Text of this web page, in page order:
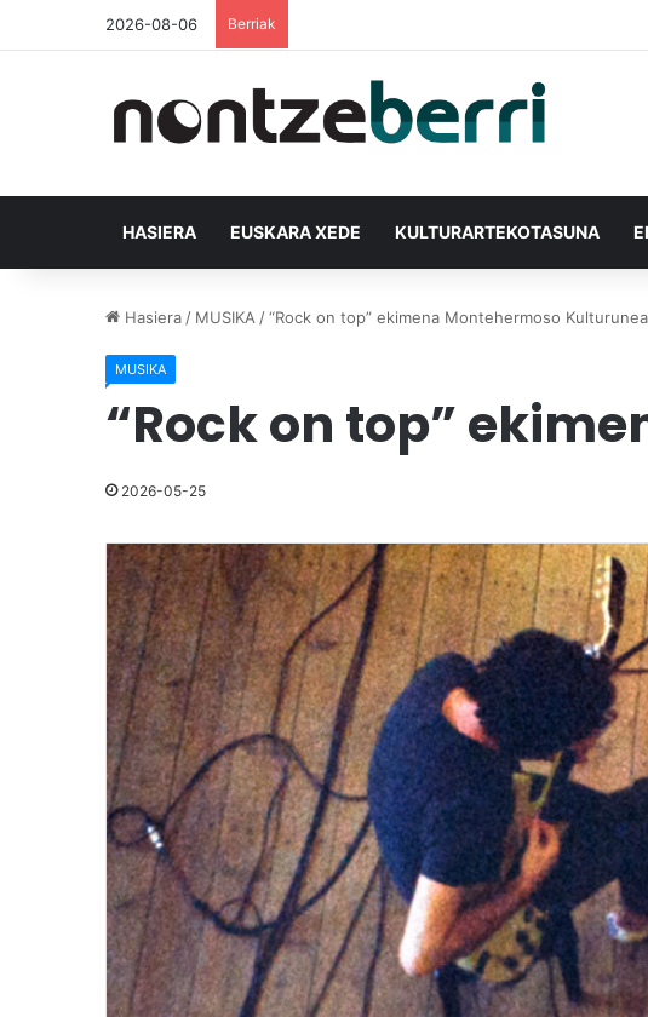
2026-08-06 Berriak
HASIERA EUSKARA XEDE KULTURARTEKOTASUNA
Hasiera / MUSIKA /“Rock on top” ekimena Montehermoso
MUSIKA
“Rock on top”
2026-05-25